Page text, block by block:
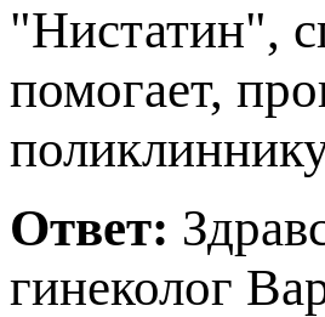
"Нистатин",
омогает,
оликлиннику
Ответ:
инеколог